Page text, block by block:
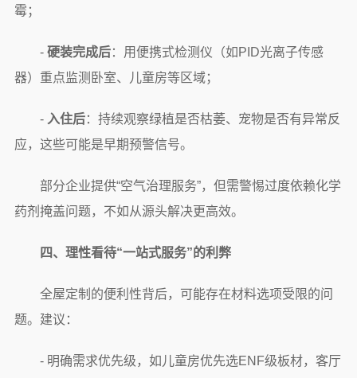
霉；
- 硬装完成后：用便携式检测仪（如PID光离子传感
器）重点监测卧室、儿童房等区域；
- 入住后：持续观察绿植是否枯萎、宠物是否有异常反
应，这些可能是早期预警信号。
部分企业提供“空气治理服务”，但需警惕过度依赖化学
药剂掩盖问题，不如从源头解决更高效。
四、理性看待“一站式服务”的利弊
全屋定制的便利性背后，可能存在材料选项受限的问
题。建议：
- 明确需求优先级，如儿童房优先选ENF级板材，客厅